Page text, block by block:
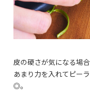
皮の硬さが気になる場
あまり力を入れてピー
◎。